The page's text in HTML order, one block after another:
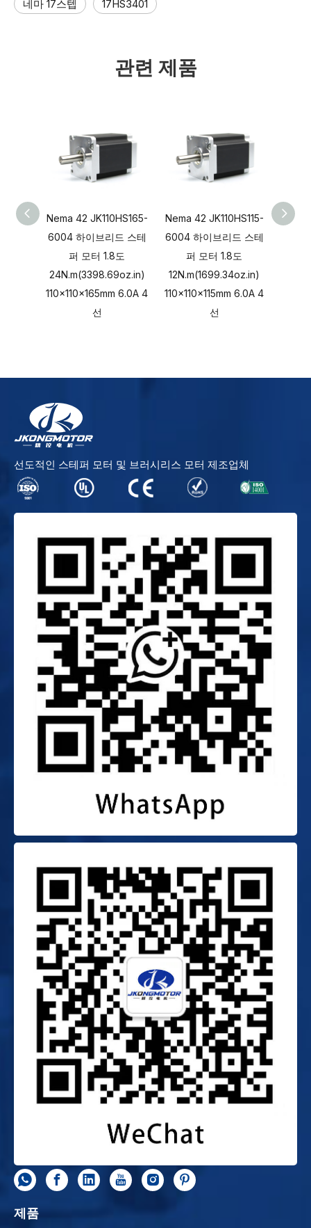
네마 17스텝 17HS3401
관련 제품
Nema 42 JK110HS165-
6004 하이브리드 스테
퍼 모터 1.8도
24N.m(3398.69oz.in)
110x110x165mm 6.0A 4
선
Nema 42 JK110HS115-
6004 하이브리드 스테
퍼 모터 1.8도
12N.m(1699.34oz.in)
110x110x115mm 6.0A 4
선
선도적인 스테퍼 모터 및 브러시리스 모터 제조업체
제품